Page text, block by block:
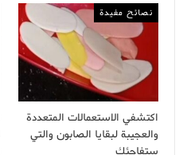
نصائح مفيدة
اكتشفي الاستعمالات المتعددة
والعجيبة لبقايا الصابون والتي
ستفاجئك